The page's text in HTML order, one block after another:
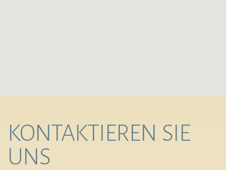
KONTAKTIEREN SIE
UNS